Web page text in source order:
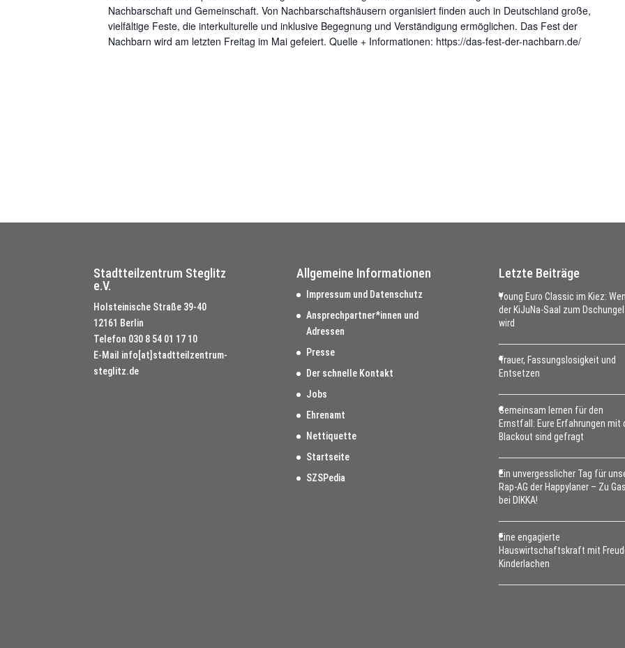
Nachbarschaft und Gemeinschaft. Von Nachbarschaftshäusern organisiert finden auch in Deutschland große,
vielfältige Feste, die interkulturelle und inklusive Begegnung und Verständigung ermöglichen. Das Fest der
Nachbarn wird am letzten Freitag im Mai gefeiert. Quelle + Informationen: https://das-fest-der-nachbarn.de/
Stadtteilzentrum Steglitz
e.V.
Holsteinische Straße 39-40
12161 Berlin
Telefon 030 8 54 01 17 10
E-Mail info[at]stadtteilzentrum-
steglitz.de
Allgemeine Informationen
Impressum und Datenschutz
Ansprechpartner*innen und
Adressen
Presse
Der schnelle Kontakt
Jobs
Ehrenamt
Nettiquette
Startseite
SZSPedia
Letzte Beiträge
Young Euro Classic im Kiez:
der KiJuNa-Saal zum Dschungel
wird
Trauer, Fassungslosigkeit und
Entsetzen
Gemeinsam lernen für den
Ernstfall: Eure Erfahrungen mit
Blackout sind gefragt
Ein unvergesslicher Tag für
Rap-AG der Happylaner – Zu
bei DIKKA!
Eine engagierte
Hauswirtschaftskraft mit
Kinderlachen